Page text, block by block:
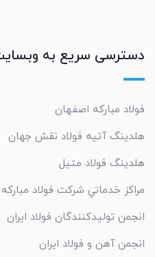
دسترسی سریع به
فولاد مبارکه اصفهان
هلدینگ آتیه فولاد نقش جهان
هلدینگ فولاد متیل
مراکز خدماتي شرکت فولاد
انجمن تولیدکنندگان فولاد ایران
انجمن آهن و فولاد ایران